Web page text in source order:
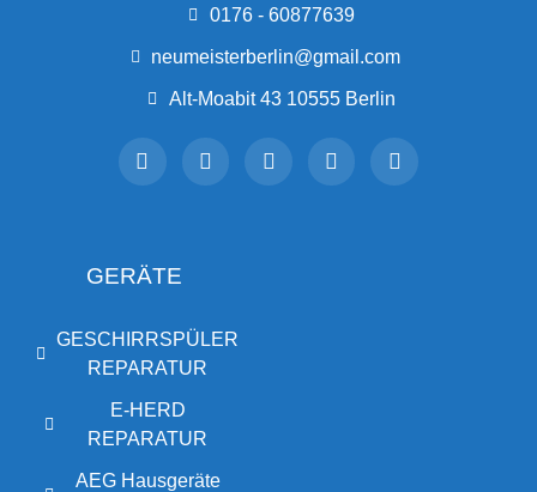
0176 - 60877639
neumeisterberlin@gmail.com
Alt-Moabit 43 10555 Berlin
GERÄTE
GESCHIRRSPÜLER
REPARATUR
E-HERD
REPARATUR
AEG Hausgeräte